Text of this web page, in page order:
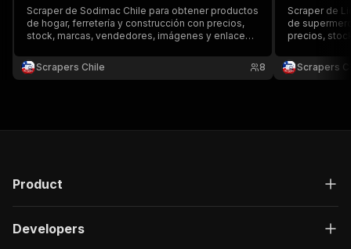
Scraper de Sodimac Chile para obtener productos
de hogar, ferretería y construcción con precios,
stock, marcas, vendedores, imágenes y enlaces.
comparar catálogos, seguir ofertas y monitorear
ecommerce.
Scrapers Chile 8
Scraper de
de
precios,
API para
chileno.
Scrapers
Product
Developers